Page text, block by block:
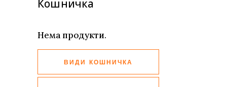
Кошничка
Нема продукти.
ВИДИ КОШНИЧКА